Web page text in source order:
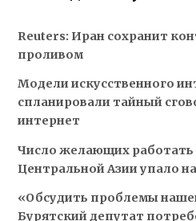
Reuters: Иран сохранит
проливом
Модели искусственного
спланировали тайный
интернет
Число желающих работать
Центральной Азии упало на
«Обсудить проблемы
Бурятский депутат